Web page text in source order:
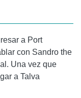
a Port
con Sandro the
Una vez que
a Talva